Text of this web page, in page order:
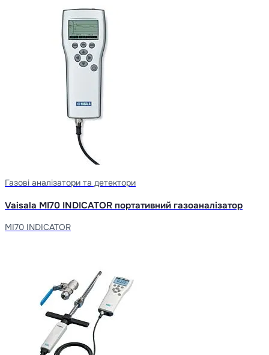
Газові аналізатори та детектори
Vaisala MI70 INDICATOR портативний газоаналізатор
MI70 INDICATOR